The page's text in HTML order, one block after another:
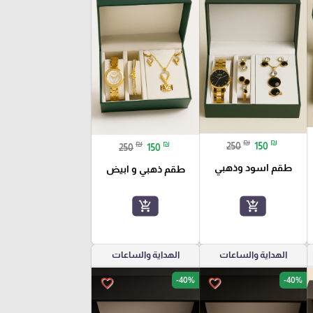
250 ₪ 150 ₪
طقم اسود وذهبي
add_shopping_cart
250 ₪ 150 ₪
طقم ذهبي و ابيض
add_shopping_cart
الهداية والساعات
favorite_border -40%
الهداية والساعات
favorite_border -40%